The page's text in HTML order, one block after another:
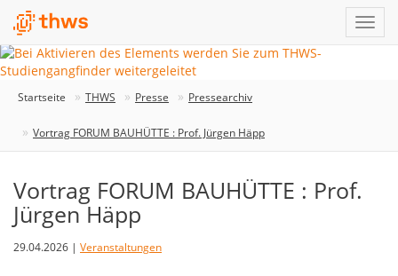
Startseite THWS Presse Pressearchiv
Vortrag FORUM BAUHÜTTE : Prof. Jürgen Häpp
Vortrag FORUM BAUHÜTTE : Prof.
Jürgen Häpp
29.04.2026 | Veranstaltungen